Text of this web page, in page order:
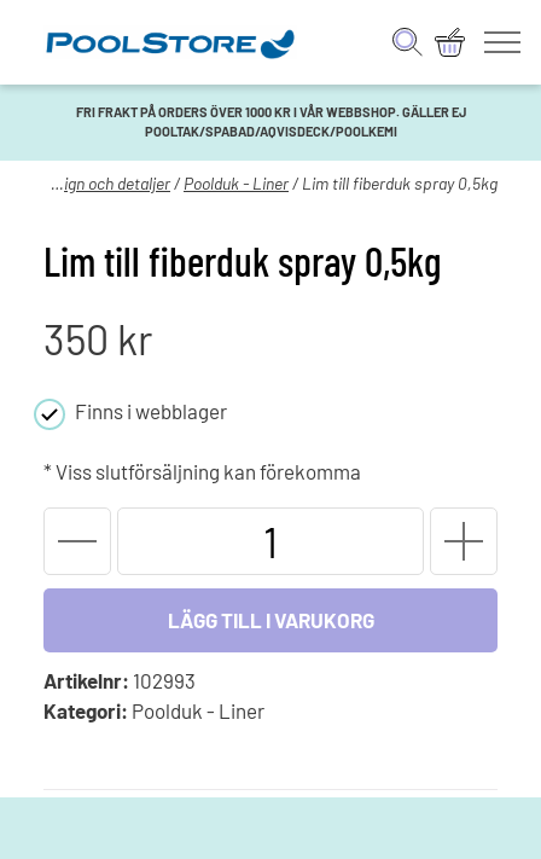
FRI FRAKT PÅ ORDERS ÖVER 1000 KR I VÅR WEBBSHOP. GÄLLER EJ
POOLTAK/SPABAD/AQVISDECK/POOLKEMI
Design och detaljer/Poolduk - Liner/ Lim till fiberduk spray 0,5kg
Lim till fiberduk spray 0,5kg
350 kr
Finns i webblager
* Viss slutförsäljning kan förekomma
fiberduk
0,5kg
mängd
LÄGG TILL I VARUKORG
Artikelnr: 102993
Kategori: Poolduk - Liner